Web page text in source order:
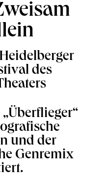
des
und der
Genremix